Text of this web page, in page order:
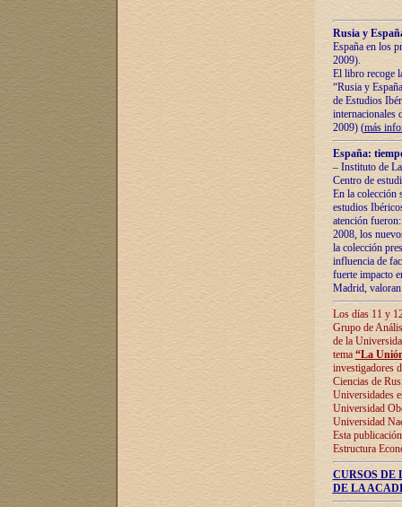
Rusia y
España en los
2009).
El libro recoge
“Rusia y
de Estudios
internacionales
2009) (más
España:
– Instituto de
Centro de
En la colección
estudios
atención
2008, los
la colección
influencia de
fuerte impacto
Madrid,
Los días 11 y
Grupo de
de la
tema “La
investigadores
Ciencias de
Universidades
Universidad
Universidad
Esta
Estructura
CURSOS
DE LA